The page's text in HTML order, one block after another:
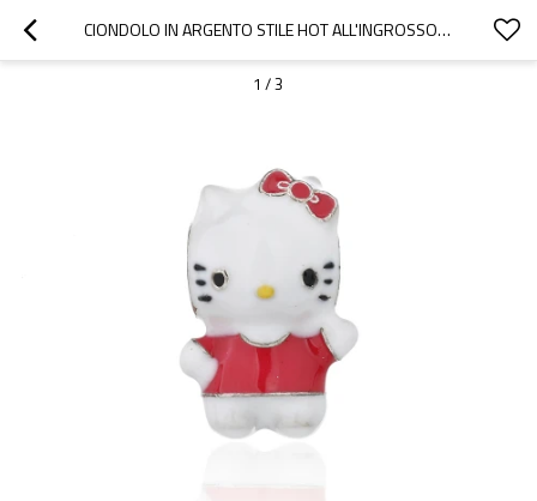
CIONDOLO IN ARGENTO STILE HOT ALL'INGROSSO | CIONDOLI SEMPLICI E CARINI IN ARGENTO STERLING 925 CON HELLO KITTY
1 /3